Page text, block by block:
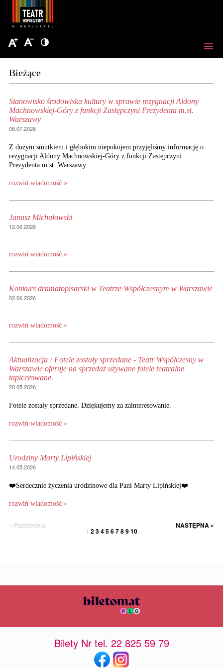
Bieżące
Stanowisko środowiska kultury w sprawie rezygnacji Aldony
Machnowskiej-Góry z funkcji Zastępczyni Prezydenta m.st.
Warszawy
06.07.2026
Z dużym smutkiem i głębokim niepokojem przyjęliśmy informację o
rezygnacji Aldony Machnowskiej-Góry z funkcji Zastępczyni
Prezydenta m.st. Warszawy.
rozwiń wiadomość »
Janusz Michałowski
12.06.2026
rozwiń wiadomość »
Konkurs dramatopisarski w Teatrze Współczesnym w Warszawie
02.06.2026
rozwiń wiadomość »
Aktualizacja : Fotele zostały sprzedane - Teatr Współczesny w
Warszawie oferuje na sprzedaż używane fotele teatralne
tapicerowane.
20.05.2026
Fotele zostały sprzedane. Dziękujemy za zainteresowanie.
rozwiń wiadomość »
Urodziny Marty Lipińskiej
14.05.2026
❤️Serdecznie życzenia urodzinowe dla Pani Marty Lipińskiej❤️
rozwiń wiadomość »
« Poprzednia
1 2345678910
NASTĘPNA »
Bilety Nr tel. 22 825 59 79